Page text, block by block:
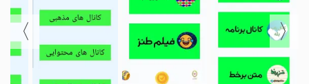
〈
〉